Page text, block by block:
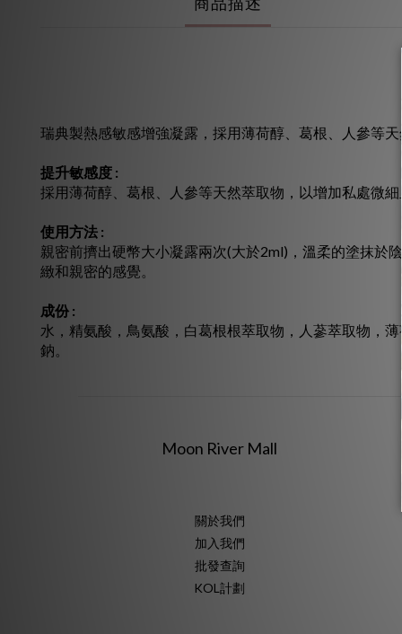
瑞典製熱感敏感增強凝露，採用薄荷醇、葛根、人參等
提升敏感度 :
採用薄荷醇、葛根、人參等天然萃取物，以增加私處微
使用方法 :
親密前擠出硬幣大小凝露兩次(大於2ml)，溫柔的塗抹於
緻和親密的感覺。
成份 :
水，精氨酸，鳥氨酸，白葛根根萃取物，人蔘萃取物，
鈉。
Moon River Mall
關於我們
加入我們
批發查詢
KOL計劃